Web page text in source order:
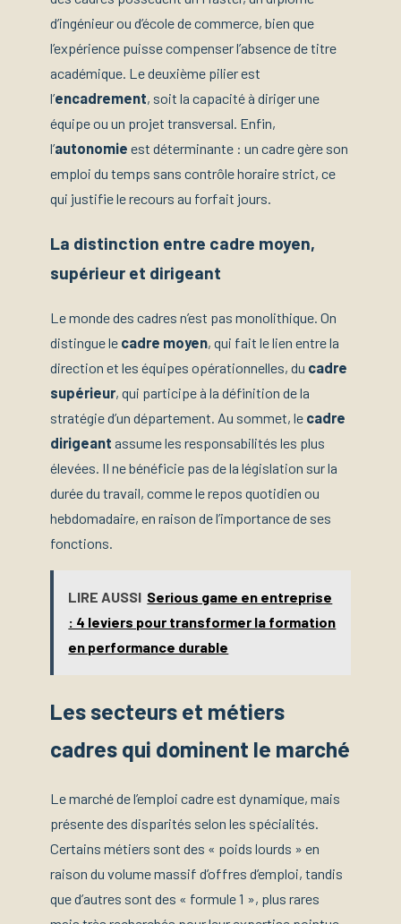
d’ingénieur ou d’école de commerce, bien que
l’expérience puisse compenser l’absence de titre
académique. Le deuxième pilier est
l’encadrement, soit la capacité à diriger une
équipe ou un projet transversal. Enfin,
l’autonomie est déterminante : un cadre gère son
emploi du temps sans contrôle horaire strict, ce
qui justifie le recours au forfait jours.
La distinction entre cadre moyen,
supérieur et dirigeant
Le monde des cadres n’est pas monolithique. On
distingue le cadre moyen, qui fait le lien entre la
direction et les équipes opérationnelles, du cadre
supérieur, qui participe à la définition de la
stratégie d’un département. Au sommet, le cadre
dirigeant assume les responsabilités les plus
élevées. Il ne bénéficie pas de la législation sur la
durée du travail, comme le repos quotidien ou
hebdomadaire, en raison de l’importance de ses
fonctions.
LIRE AUSSI Serious game en entreprise
: 4 leviers pour transformer la formation
en performance durable
Les secteurs et métiers
cadres qui dominent le marché
Le marché de l’emploi cadre est dynamique, mais
présente des disparités selon les spécialités.
Certains métiers sont des « poids lourds » en
raison du volume massif d’offres d’emploi, tandis
que d’autres sont des « formule 1 », plus rares